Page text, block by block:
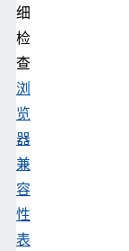
细
检
查
浏
览
器
兼
容
性
表